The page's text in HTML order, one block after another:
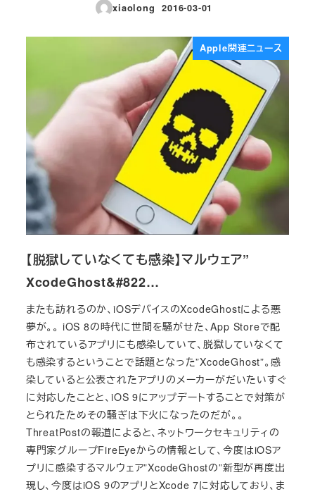
xiaolong
投稿日
2016-03-01
Apple関連ニュース
【脱獄していなくても感染】マルウェア”
XcodeGhost&#822…
またも訪れるのか、iOSデバイスのXcodeGhostによる悪
夢が。。 iOS 8の時代に世間を騒がせた、App Storeで配
布されているアプリにも感染していて、脱獄していなくて
も感染するということで話題となった”XcodeGhost”。感
染していると公表されたアプリのメーカーがだいたいすぐ
に対応したことと、iOS 9にアップデートすることで対策が
とられたためその騒ぎは下火になったのだが。。
ThreatPostの報道によると、ネットワークセキュリティの
専門家グループFireEyeからの情報として、今度はiOSア
プリに感染するマルウェア”XcodeGhostの”新型が再度出
現し、今度はiOS 9のアプリとXcode 7に対応しており、ま